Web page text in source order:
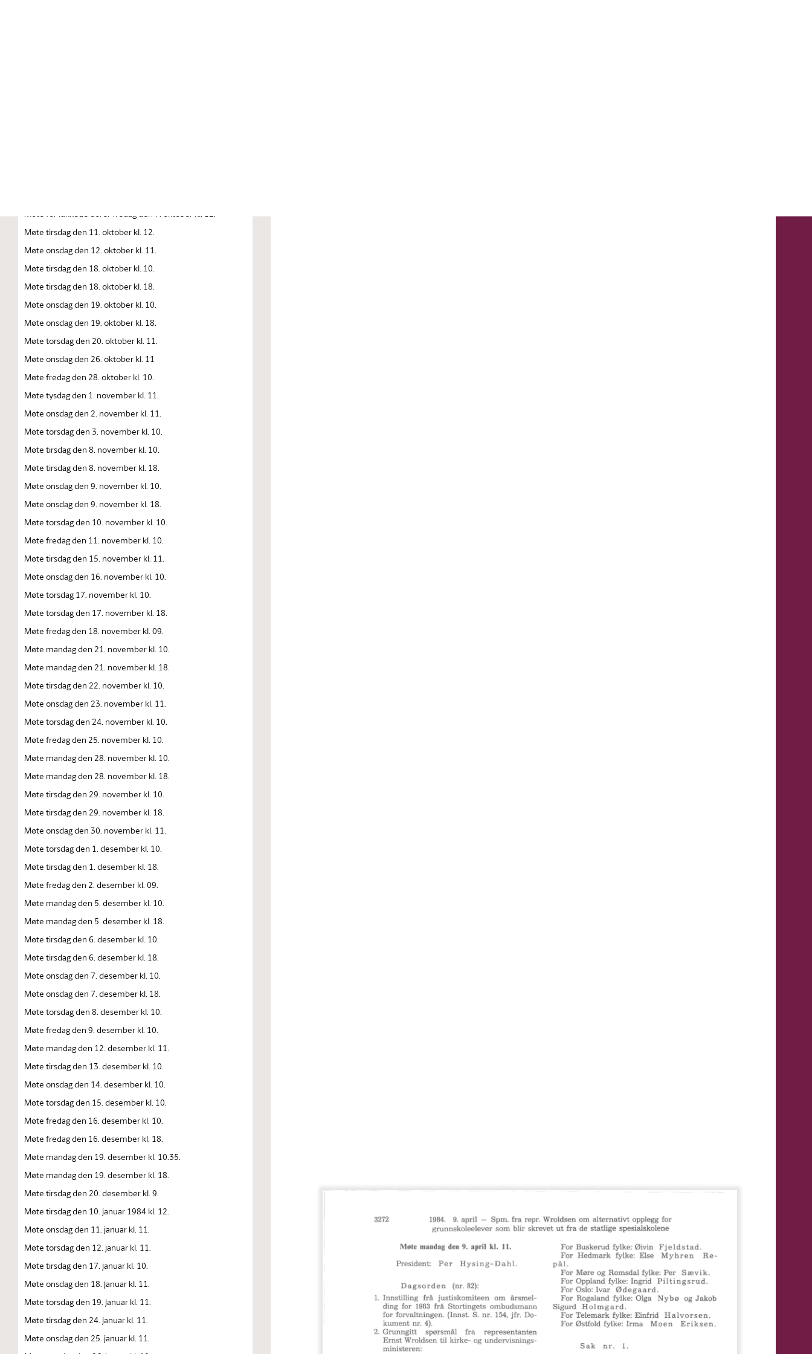
Møte for lukkede dører fredag den 7. oktober kl. 12.
Møte tirsdag den 11. oktober kl. 12.
Møte onsdag den 12. oktober kl. 11.
Møte tirsdag den 18. oktober kl. 10.
Møte tirsdag den 18. oktober kl. 18.
Møte onsdag den 19. oktober kl. 10.
Møte onsdag den 19. oktober kl. 18.
Møte torsdag den 20. oktober kl. 11.
Møte onsdag den 26. oktober kl. 11
Møte fredag den 28. oktober kl. 10.
Møte tysdag den 1. november kl. 11.
Møte onsdag den 2. november kl. 11.
Møte torsdag den 3. november kl. 10.
Møte tirsdag den 8. november kl. 10.
Møte tirsdag den 8. november kl. 18.
Møte onsdag den 9. november kl. 10.
Møte onsdag den 9. november kl. 18.
Møte torsdag den 10. november kl. 10.
Møte fredag den 11. november kl. 10.
Møte tirsdag den 15. november kl. 11.
Møte onsdag den 16. november kl. 10.
Møte torsdag 17. november kl. 10.
Møte torsdag den 17. november kl. 18.
Møte fredag den 18. november kl. 09.
Møte mandag den 21. november kl. 10.
Møte mandag den 21. november kl. 18.
Møte tirsdag den 22. november kl. 10.
Møte onsdag den 23. november kl. 11.
Møte torsdag den 24. november kl. 10.
Møte fredag den 25. november kl. 10.
Møte mandag den 28. november kl. 10.
Møte mandag den 28. november kl. 18.
Møte tirsdag den 29. november kl. 10.
Møte tirsdag den 29. november kl. 18.
Møte onsdag den 30. november kl. 11.
Møte torsdag den 1. desember kl. 10.
Møte tirsdag den 1. desember kl. 18.
Møte fredag den 2. desember kl. 09.
Møte mandag den 5. desember kl. 10.
Møte mandag den 5. desember kl. 18.
Møte tirsdag den 6. desember kl. 10.
Møte tirsdag den 6. desember kl. 18.
Møte onsdag den 7. desember kl. 10.
Møte onsdag den 7. desember kl. 18.
Møte torsdag den 8. desember kl. 10.
Møte fredag den 9. desember kl. 10.
Møte mandag den 12. desember kl. 11.
Møte tirsdag den 13. desember kl. 10.
Møte onsdag den 14. desember kl. 10.
Møte torsdag den 15. desember kl. 10.
Møte fredag den 16. desember kl. 10.
Møte fredag den 16. desember kl. 18.
Møte mandag den 19. desember kl. 10.35.
Møte mandag den 19. desember kl. 18.
Møte tirsdag den 20. desember kl. 9.
Møte tirsdag den 10. januar 1984 kl. 12.
Møte onsdag den 11. januar kl. 11.
Møte torsdag den 12. januar kl. 11.
Møte tirsdag den 17. januar kl. 10.
Møte onsdag den 18. januar kl. 11.
Møte torsdag den 19. januar kl. 11.
Møte tirsdag den 24. januar kl. 11.
Møte onsdag den 25. januar kl. 11.